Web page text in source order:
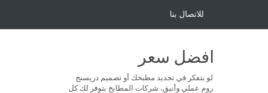
للاتصال بنا
افضل سعر
لو بتفكر في تجديد مطبخك أو تصميم دريسنج
روم عملي وأنيق، شركات المطابخ بتوفر لك كل